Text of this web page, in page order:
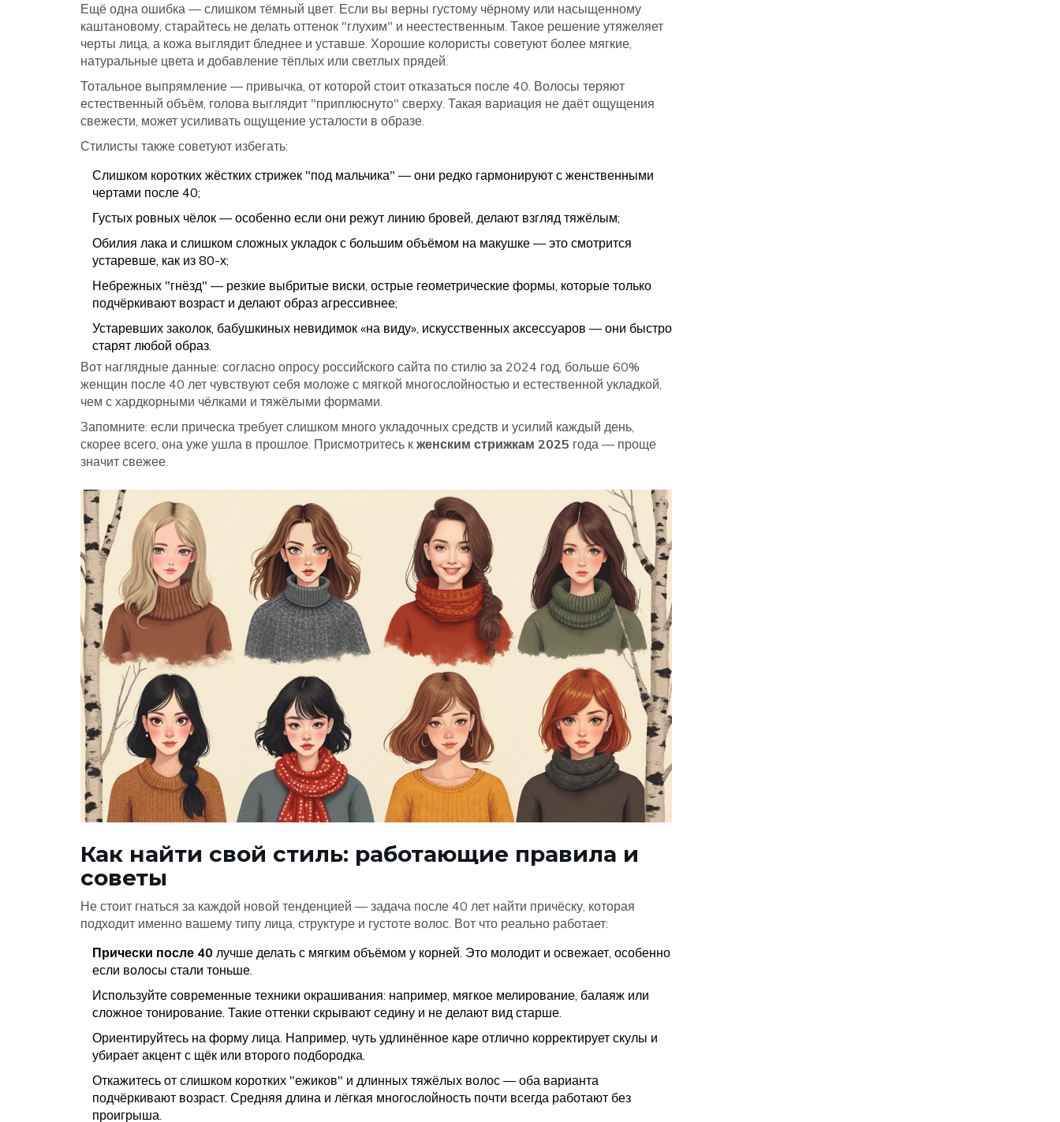
Ещё одна ошибка — слишком тёмный цвет. Если вы верны густому чёрному или насыщенному
каштановому, старайтесь не делать оттенок "глухим" и неестественным. Такое решение утяжеляет
черты лица, а кожа выглядит бледнее и уставше. Хорошие колористы советуют более мягкие,
натуральные цвета и добавление тёплых или светлых прядей.
Тотальное выпрямление — привычка, от которой стоит отказаться после 40. Волосы теряют
естественный объём, голова выглядит "приплюснуто" сверху. Такая вариация не даёт ощущения
свежести, может усиливать ощущение усталости в образе.
Стилисты также советуют избегать:
Слишком коротких жёстких стрижек "под мальчика" — они редко гармонируют с женственными
чертами после 40;
Густых ровных чёлок — особенно если они режут линию бровей, делают взгляд тяжёлым;
Обилия лака и слишком сложных укладок с большим объёмом на макушке — это смотрится
устаревше, как из 80-х;
Небрежных "гнёзд" — резкие выбритые виски, острые геометрические формы, которые только
подчёркивают возраст и делают образ агрессивнее;
Устаревших заколок, бабушкиных невидимок «на виду», искусственных аксессуаров — они быстро
старят любой образ.
Вот наглядные данные: согласно опросу российского сайта по стилю за 2024 год, больше 60%
женщин после 40 лет чувствуют себя моложе с мягкой многослойностью и естественной укладкой,
чем с хардкорными чёлками и тяжёлыми формами.
Запомните: если прическа требует слишком много укладочных средств и усилий каждый день,
скорее всего, она уже ушла в прошлое. Присмотритесь к женским стрижкам 2025 года — проще
значит свежее.
Как найти свой стиль: работающие правила и
советы
Не стоит гнаться за каждой новой тенденцией — задача после 40 лет найти причёску, которая
подходит именно вашему типу лица, структуре и густоте волос. Вот что реально работает:
Прически после 40 лучше делать с мягким объёмом у корней. Это молодит и освежает, особенно
если волосы стали тоньше.
Используйте современные техники окрашивания: например, мягкое мелирование, балаяж или
сложное тонирование. Такие оттенки скрывают седину и не делают вид старше.
Ориентируйтесь на форму лица. Например, чуть удлинённое каре отлично корректирует скулы и
убирает акцент с щёк или второго подбородка.
Откажитесь от слишком коротких "ежиков" и длинных тяжёлых волос — оба варианта
подчёркивают возраст. Средняя длина и лёгкая многослойность почти всегда работают без
проигрыша.